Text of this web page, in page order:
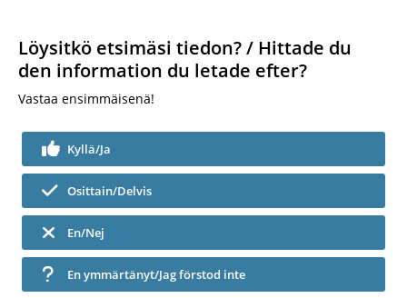
Löysitkö etsimäsi tiedon? / Hittade du
den information du letade efter?
Vastaa ensimmäisenä!
Kyllä/Ja
Osittain/Delvis
En/Nej
En ymmärtänyt/Jag förstod inte